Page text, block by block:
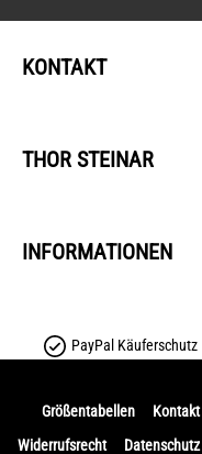
KONTAKT
THOR STEINAR
INFORMATIONEN
PayPal Käuferschutz
Größentabellen Kontakt
Widerrufsrecht
Datenschutz